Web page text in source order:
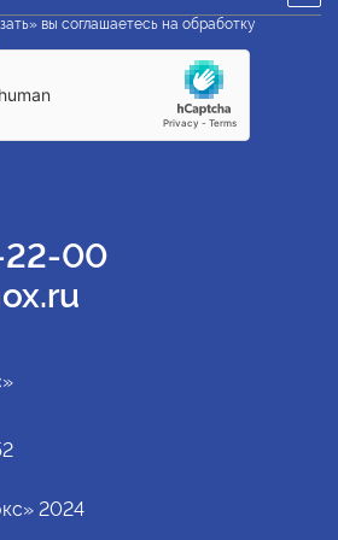
вы соглашаетесь на обработку
22-00
2024